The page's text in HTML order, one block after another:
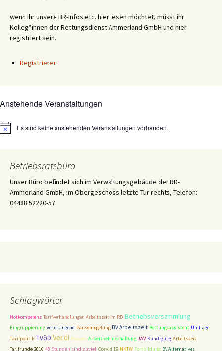
wenn ihr unsere BR-Infos etc. hier lesen möchtet, müsst ihr
Kolleg*innen der Rettungsdienst Ammerland GmbH und hier
registriert sein.
Registrieren
Anstehende Veranstaltungen
HinweisEs sind keine anstehenden Veranstaltungen vorhanden.
Betriebsratsbüro
Unser Büro befindet sich im Verwaltungsgebäude der RD-
Ammerland GmbH, im Obergeschoss letzte Tür rechts, Telefon:
04488 52220-57
Schlagwörter
Notkompetenz Tarifverhandlungen Arbeitszeit im RD Betriebsversammlung
Eingruppierung ver.di-Jugend Pausenregelung BV Arbeitszeit Rettungsassistent Umfrage
Tarifpolitik TVöD Ver.di Pausen Arbeitnehmerhaftung JAV Kündigung Arbeitszeit
Tarifrunde 2016 48 Stunden sind zuviel Corvid 19 NKTW Fortbildung BV Alternatives